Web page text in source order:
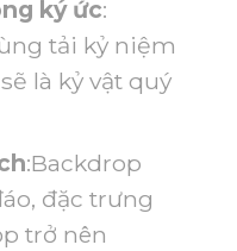
ký ức:
tải kỷ niệm
là kỷ vật quý
:Backdrop
đặc trưng
trở nên